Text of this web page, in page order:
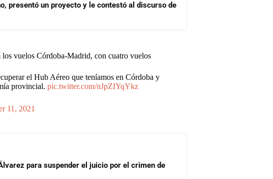
presentó un proyecto y le contestó al discurso de
los vuelos Córdoba-Madrid, con cuatro vuelos
el Hub Aéreo que teníamos en Córdoba y
provincial. pic.twitter.com/nJpZIYqYkz
11, 2021
para suspender el juicio por el crimen de